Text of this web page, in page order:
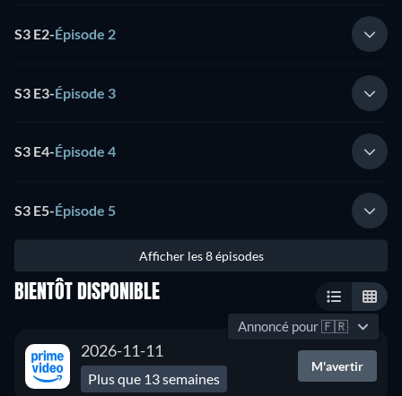
S3 E2-Épisode 2
S3 E3-Épisode 3
S3 E4-Épisode 4
S3 E5-Épisode 5
Afficher les 8 épisodes
BIENTÔT DISPONIBLE
Annoncé pour🇫🇷
2026-11-11
Plus que 13 semaines
M'avertir